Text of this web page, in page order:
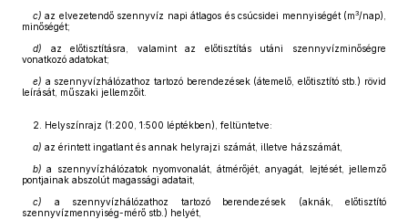
c) az elvezetendő szennyvíz napi átlagos és csúcsidei mennyiségét (m3/nap),
minőségét;
d) az előtisztításra, valamint az előtisztítás utáni szennyvízminőségre
vonatkozó adatokat;
e) a szennyvízhálózathoz tartozó berendezések (átemelő, előtisztító stb.) rövid
leírását, műszaki jellemzőit.
2. Helyszínrajz (1:200, 1:500 léptékben), feltüntetve:
a) az érintett ingatlant és annak helyrajzi számát, illetve házszámát,
b) a szennyvízhálózatok nyomvonalát, átmérőjét, anyagát, lejtését, jellemző
pontjainak abszolút magassági adatait,
c) a szennyvízhálózathoz tartozó berendezések (aknák, előtisztító
szennyvízmennyiség-mérő stb.) helyét,